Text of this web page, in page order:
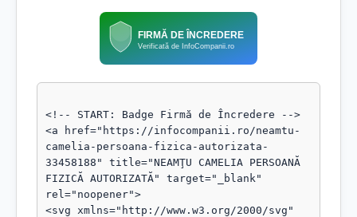
FIRMĂ DE ÎNCREDERE
Verificată de InfoCompanii.ro
<!-- START: Badge Firmă de Încredere -->
<a href="https://infocompanii.ro/neamtu-
camelia-persoana-fizica-autorizata-
33458188" title="NEAMŢU CAMELIA PERSOANĂ
FIZICĂ AUTORIZATĂ" target="_blank"
rel="noopener">
<svg xmlns="http://www.w3.org/2000/svg"